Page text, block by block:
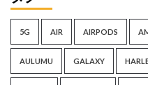
ー
5G AIR AIRPODS
AULUMU GALAXY